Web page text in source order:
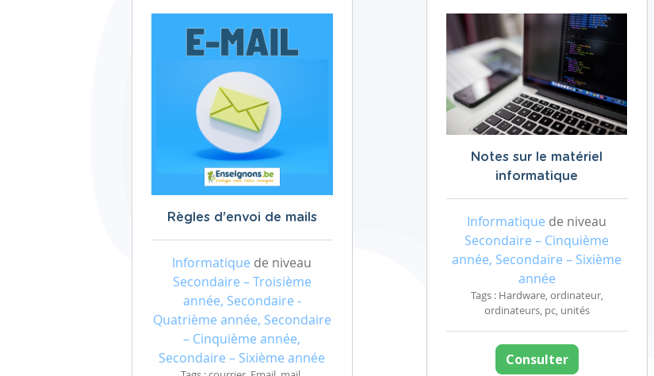
Règles d'envoi de mails
Informatique de niveau
Secondaire – Troisième
année, Secondaire -
Quatrième année, Secondaire
– Cinquième année,
Secondaire – Sixième année
Notes sur le matériel
informatique
Informatique de niveau
Secondaire – Cinquième
année, Secondaire – Sixième
année
Tags : Hardware, ordinateur,
ordinateurs, pc, unités
Consulter